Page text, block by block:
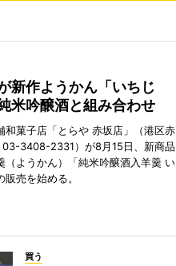
新作ようかん「いちじ
米吟醸酒と組み合わせ
和菓子店「とらや 赤坂店」（港区赤
03-3408-2331）が8月15日、新商品
（ようかん）「純米吟醸酒入羊羹 い
販売を始める。
買う